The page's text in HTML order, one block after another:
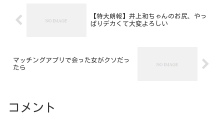
【特大朗報】井上和ちゃんのお尻、やっ
ぱりデカくて大変よろしい
マッチングアプリで会った女がクソだっ
たら
コメント